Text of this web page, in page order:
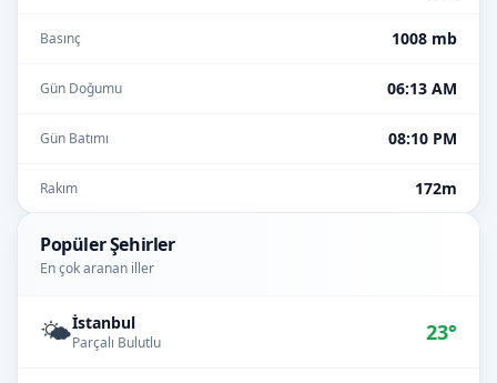
Basınç 1008 mb
Gün Doğumu 06:13 AM
Gün Batımı 08:10 PM
Rakım 172m
Popüler Şehirler
En çok aranan iller
🌤️İstanbul
Parçalı Bulutlu 23°